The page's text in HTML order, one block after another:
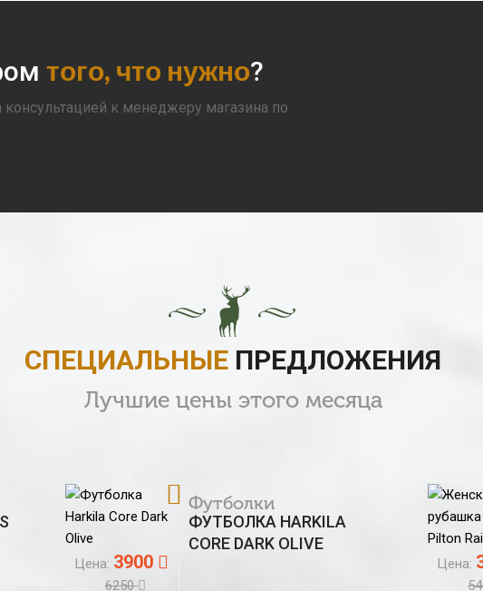
того, что нужно?
к менеджеру магазина по
СПЕЦИАЛЬНЫЕ ПРЕДЛОЖЕНИЯ
Лучшие цены этого месяца
Цена: 3900
6250
Футболки
ФУТБОЛКА HARKILA
CORE DARK OLIVE
Цена: